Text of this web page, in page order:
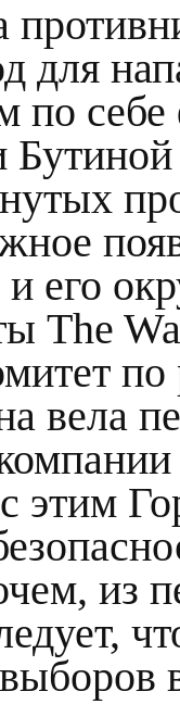
для
по себе
его
The
по
вела
этим
из